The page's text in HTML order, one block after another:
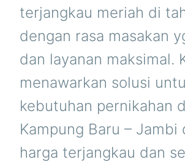
terjangkau meriah di
dengan rasa masakan
dan layanan maksimal.
menawarkan solusi
kebutuhan pernikahan
Kampung Baru – Jambi
harga terjangkau dan